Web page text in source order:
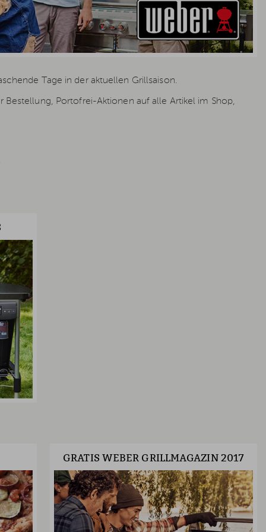
Tage in der aktuellen Grillsaison.
Bestellung, Portofrei-Aktionen auf alle Artikel im Shop,
GRATIS WEBER GRILLMAGAZIN 2017